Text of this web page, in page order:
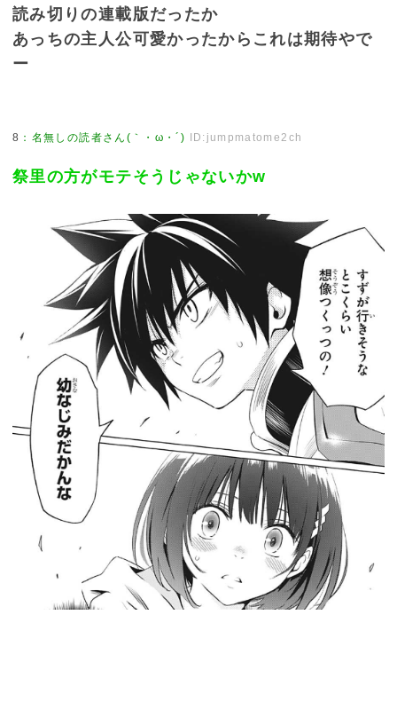
読み切りの連載版だったか
あっちの主人公可愛かったからこれは期待やで
ー
8 ： 名無しの読者さん(｀・ω・´) ID:jumpmatome2ch
祭里の方がモテそうじゃないかw